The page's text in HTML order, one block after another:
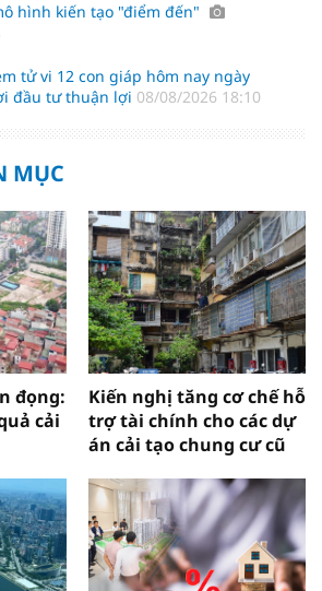
hình kiến tạo "điểm đến"
tử vi 12 con giáp hôm nay ngày
đầu tư thuận lợi 08/08/2026 18:10
MỤC
đọng:
cải
Kiến nghị tăng cơ chế hỗ
trợ tài chính cho các dự
án cải tạo chung cư cũ